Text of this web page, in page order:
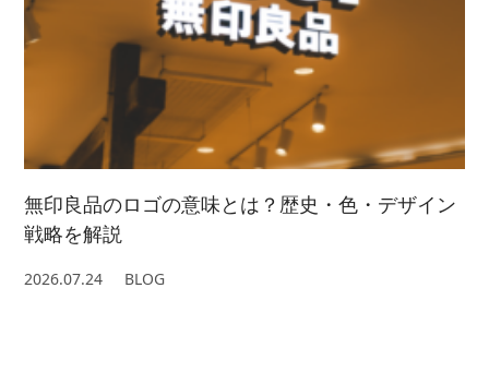
無印良品のロゴの意味とは？歴史・色・デザイン
戦略を解説
2026.07.24 BLOG